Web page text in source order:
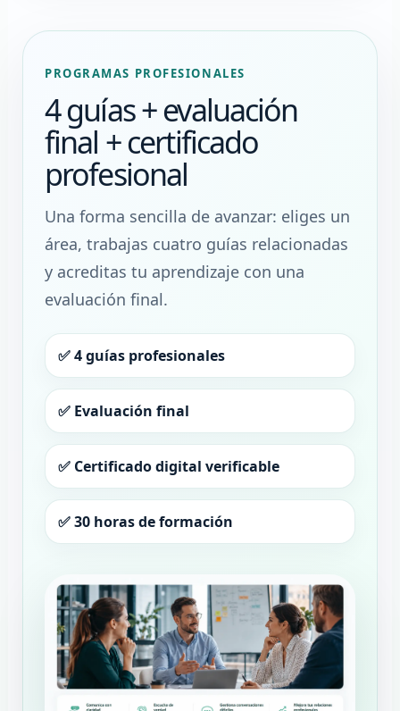
PROGRAMAS PROFESIONALES
4 guías + evaluación
final + certificado
profesional
Una forma sencilla de avanzar: eliges un
área, trabajas cuatro guías relacionadas
y acreditas tu aprendizaje con una
evaluación final.
✅ 4 guías profesionales
✅ Evaluación final
✅ Certificado digital verificable
✅ 30 horas de formación